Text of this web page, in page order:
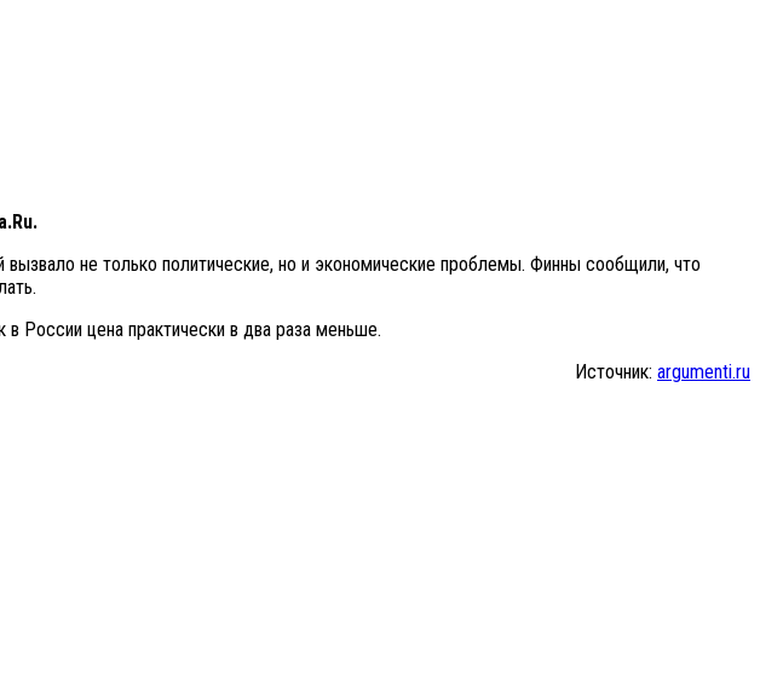
не только политические, но и экономические проблемы. Финны сообщили, что
России цена практически в два раза меньше.
Источник: argumenti.ru